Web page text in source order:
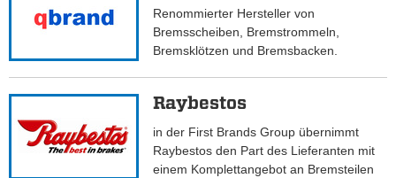
Renommierter Hersteller von
Bremsscheiben, Bremstrommeln,
Bremsklötzen und Bremsbacken.
Raybestos
in der First Brands Group übernimmt
Raybestos den Part des Lieferanten mit
einem Komplettangebot an Bremsteilen